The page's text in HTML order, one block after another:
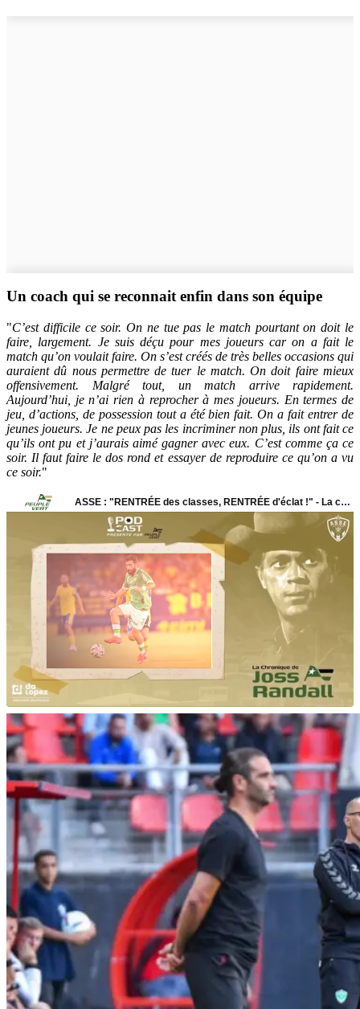
Un coach qui se reconnait enfin dans son équipe
"C’est difficile ce soir. On ne tue pas le match pourtant on doit le
faire, largement. Je suis déçu pour mes joueurs car on a fait le
match qu’on voulait faire. On s’est créés de très belles occasions qui
auraient dû nous permettre de tuer le match. On doit faire mieux
offensivement. Malgré tout, un match arrive rapidement.
Aujourd’hui, je n’ai rien à reprocher à mes joueurs. En termes de
jeu, d’actions, de possession tout a été bien fait. On a fait entrer de
jeunes joueurs. Je ne peux pas les incriminer non plus, ils ont fait ce
qu’ils ont pu et j’aurais aimé gagner avec eux. C’est comme ça ce
soir. Il faut faire le dos rond et essayer de reproduire ce qu’on a vu
ce soir."